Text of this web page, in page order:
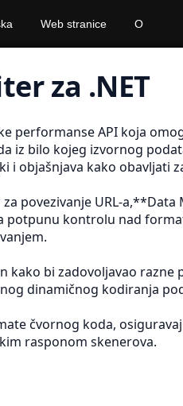
Web stranice O
za .NET
performanse API koja
iz bilo kojeg izvornog
i objašnjava kako obavljati
povezivanje URL-a,**Data
potpunu kontrolu nad
kako bi zadovoljavao razne
dinamičnog kodiranja
čvornog koda,
rasponom skenerova.